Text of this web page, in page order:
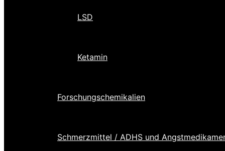
LSD
Ketamin
Forschungschemikalien
Schmerzmittel / ADHS und